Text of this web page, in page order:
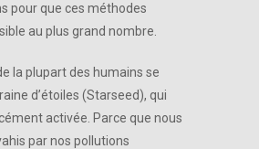
pour que ces méthodes
au plus grand nombre.
la plupart des humains se
d’étoiles (Starseed), qui
activée. Parce que nous
par nos pollutions